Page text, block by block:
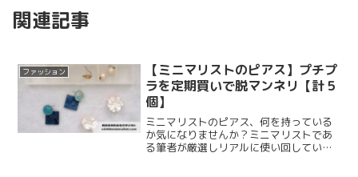
関連記事
ファッション
【ミニマリストのピアス】プチプ
ラを定期買いで脱マンネリ【計５
個】
ミニマリストのピアス、何を持っている
か気になりませんか？ミニマリストであ
る筆者が厳選しリアルに使い回している